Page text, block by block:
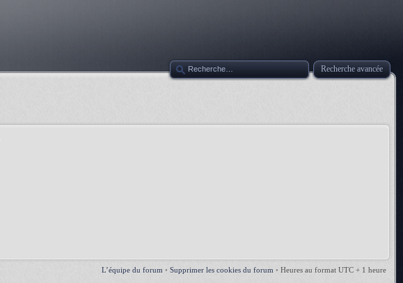
Recherche avancée
L’équipe du forum • Supprimer les cookies du forum • Heures au format UTC + 1 heure